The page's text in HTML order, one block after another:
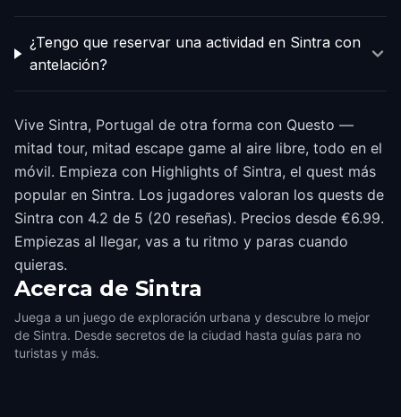
¿Tengo que reservar una actividad en Sintra con
antelación?
Vive Sintra, Portugal de otra forma con Questo —
mitad tour, mitad escape game al aire libre, todo en el
móvil. Empieza con Highlights of Sintra, el quest más
popular en Sintra. Los jugadores valoran los quests de
Sintra con 4.2 de 5 (20 reseñas). Precios desde €6.99.
Empiezas al llegar, vas a tu ritmo y paras cuando
quieras.
Acerca de Sintra
Juega a un juego de exploración urbana y descubre lo mejor
de Sintra. Desde secretos de la ciudad hasta guías para no
turistas y más.